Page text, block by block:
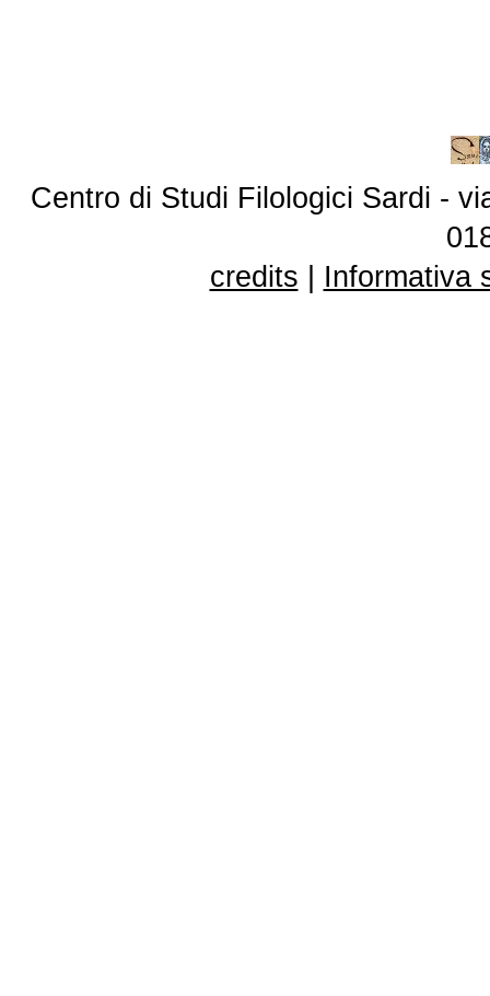
Centro di Studi Filologici Sardi -
credits
Informativa